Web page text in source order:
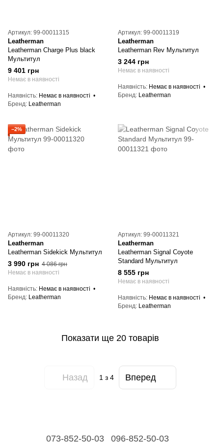
Артикул: 99-00011315
Leatherman
Leatherman Charge Plus black
Мультитул
9 401 грн
Немає в наявності
Наявність Немає в наявності
Бренд Leatherman
Артикул: 99-00011319
Leatherman
Leatherman Rev Мультитул
3 244 грн
Немає в наявності
Наявність Немає в наявності
Бренд Leatherman
−2%
Артикул: 99-00011320
Leatherman
Leatherman Sidekick Мультитул
3 990 грн 4 086 грн
Немає в наявності
Наявність Немає в наявності
Бренд Leatherman
Артикул: 99-00011321
Leatherman
Leatherman Signal Coyote
Standard Мультитул
8 555 грн
Немає в наявності
Наявність Немає в наявності
Бренд Leatherman
Показати ще 20 товарів
Назад 1 з 4 Вперед
073-852-50-03 096-852-50-03